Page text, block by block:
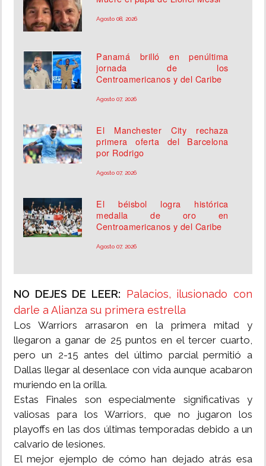
Agosto 08, 2026
Panamá brilló en penúltima
jornada de los
Centroamericanos y del Caribe
Agosto 07, 2026
El Manchester City rechaza
primera oferta del Barcelona
por Rodrigo
Agosto 07, 2026
El béisbol logra histórica
medalla de oro en
Centroamericanos y del Caribe
Agosto 07, 2026
NO DEJES DE LEER: Palacios, ilusionado con
darle a Alianza su primera estrella
Los Warriors arrasaron en la primera mitad y
llegaron a ganar de 25 puntos en el tercer cuarto,
pero un 2-15 antes del último parcial permitió a
Dallas llegar al desenlace con vida aunque acabaron
muriendo en la orilla.
Estas Finales son especialmente significativas y
valiosas para los Warriors, que no jugaron los
playoffs en las dos últimas temporadas debido a un
calvario de lesiones.
El mejor ejemplo de cómo han dejado atrás esa